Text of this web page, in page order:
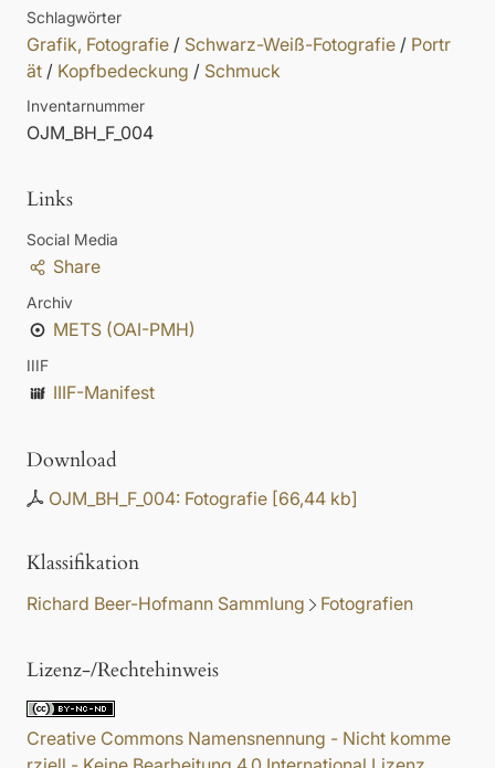
Schlagwörter
Grafik, Fotografie / Schwarz-Weiß-Fotografie / Portr
ät / Kopfbedeckung / Schmuck
Inventarnummer
OJM_BH_F_004
Links
Social Media
Share
Archiv
METS (OAI-PMH)
IIIF
IIIF-Manifest
Download
OJM_BH_F_004: Fotografie [66,44 kb]
Klassifikation
Richard Beer-Hofmann Sammlung Fotografien
Lizenz-/Rechtehinweis
Creative Commons Namensnennung - Nicht komme